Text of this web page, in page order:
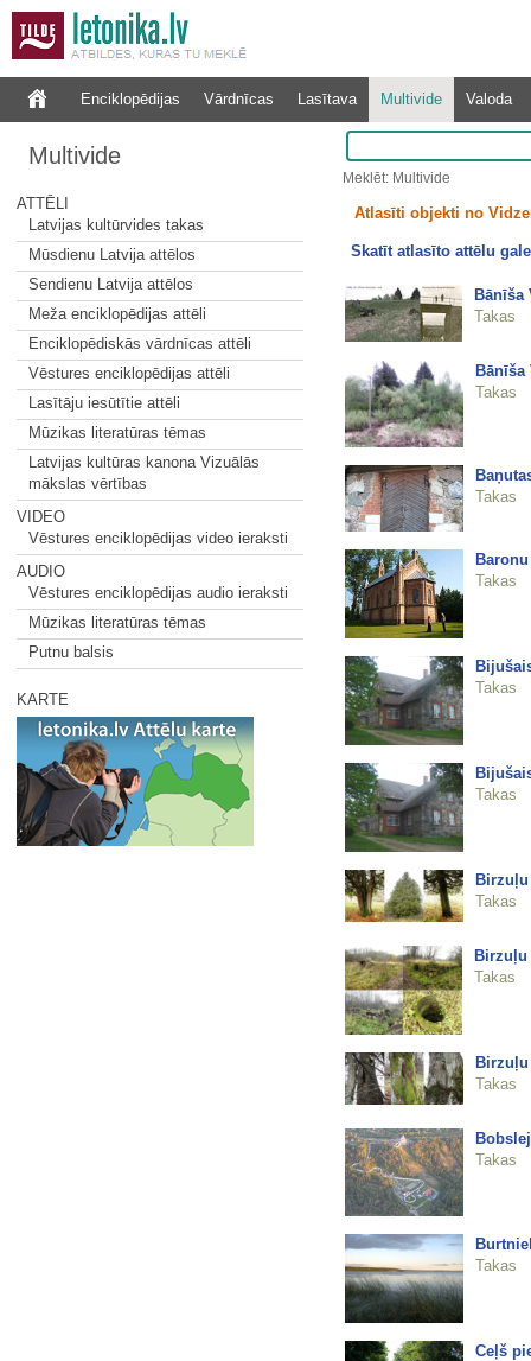
Enciklopēdijas Vārdnīcas Lasītava Multivide Valoda
Multivide
ATTĒLI
Latvijas kultūrvides takas
Mūsdienu Latvija attēlos
Sendienu Latvija attēlos
Meža enciklopēdijas attēli
Enciklopēdiskās vārdnīcas attēli
Vēstures enciklopēdijas attēli
Lasītāju iesūtītie attēli
Mūzikas literatūras tēmas
Latvijas kultūras kanona Vizuālās
mākslas vērtības
VIDEO
Vēstures enciklopēdijas video ieraksti
AUDIO
Vēstures enciklopēdijas audio ieraksti
Mūzikas literatūras tēmas
Putnu balsis
KARTE
Meklēt: Multivide
Atlasīti objekti no
Skatīt atlasīto attēlu
Bānīša
Takas
Bānīša
Takas
Takas
Takas
Takas
Takas
Birzuļu
Takas
Birzuļu
Takas
Takas
Takas
Takas
Ceļš